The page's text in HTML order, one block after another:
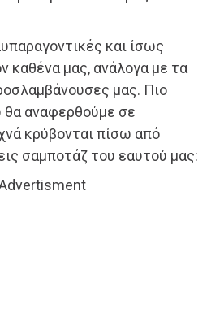
και ίσως
καθένα μας, ανάλογα με τα
μας. Πιο
θα αναφερθούμε σε
κρύβονται πίσω από
σαμποτάζ του εαυτού μας: